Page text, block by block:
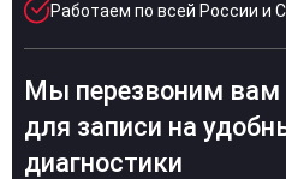
Работаем по всей России и
Мы перезвоним вам
для записи на
диагностики